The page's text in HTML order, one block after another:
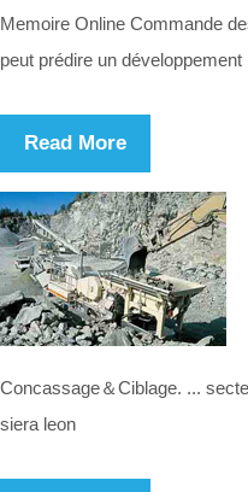
Memoire Online Commande
peut prédire un développement
Read More
Concassage＆Ciblage. ...
siera leon